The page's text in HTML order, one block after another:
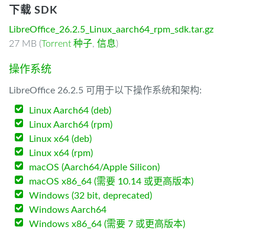
下载 SDK
LibreOffice_26.2.5_Linux_aarch64_rpm_sdk.tar.gz
27 MB (Torrent 种子, 信息)
操作系统
LibreOffice 26.2.5 可用于以下操作系统和架构:
Linux Aarch64 (deb)
Linux Aarch64 (rpm)
Linux x64 (deb)
Linux x64 (rpm)
macOS (Aarch64/Apple Silicon)
macOS x86_64 (需要 10.14 或更高版本)
Windows (32 bit, deprecated)
Windows Aarch64
Windows x86_64 (需要 7 或更高版本)